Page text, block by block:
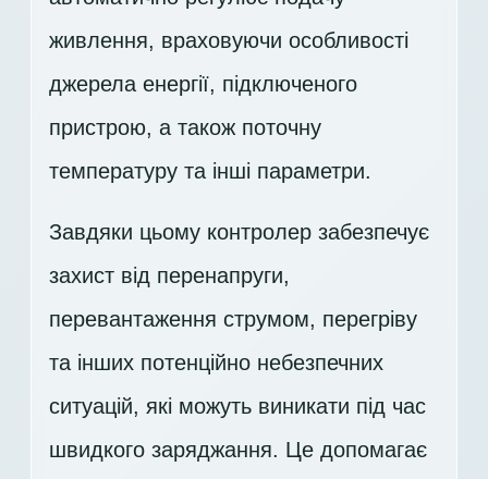
живлення, враховуючи особливості
джерела енергії, підключеного
пристрою, а також поточну
температуру та інші параметри.
Завдяки цьому контролер забезпечує
захист від перенапруги,
перевантаження струмом, перегріву
та інших потенційно небезпечних
ситуацій, які можуть виникати під час
швидкого заряджання. Це допомагає